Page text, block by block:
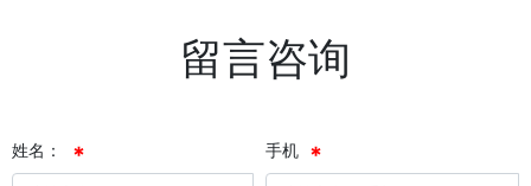
留言咨询
姓名： 手机